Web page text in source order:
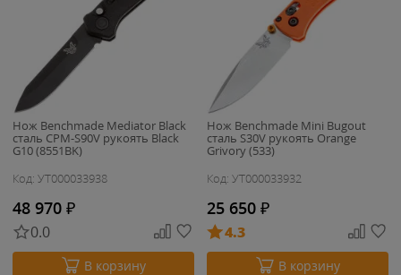
Нож Benchmade Mediator Black
сталь CPM-S90V рукоять Black
G10 (8551BK)
Код: УТ000033938
48 970 ₽
0.0
В корзину
Нож Benchmade Mini Bugout
сталь S30V рукоять Orange
Grivory (533)
Код: УТ000033932
25 650 ₽
4.3
В корзину